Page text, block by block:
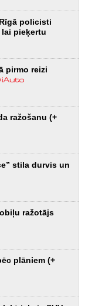
policisti
pieķertu
pirmo reizi
ražošanu (+
stila durvis un
ražotājs
plāniem (+